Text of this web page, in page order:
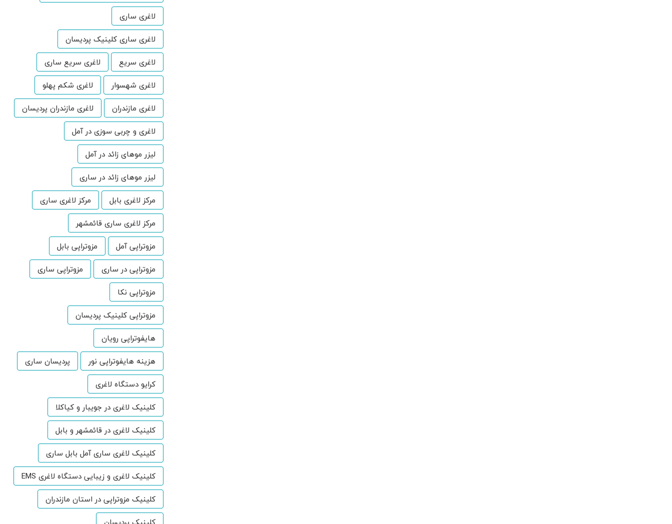
لاغری ساری
لاغری ساری کلینیک پردیسان
لاغری سریع
لاغری سریع ساری
لاغری شهسوار
لاغری شکم پهلو
لاغری مازندران
لاغری مازندران پردیسان
لاغری و چربی سوزی در آمل
لیزر موهای زائد در آمل
لیزر موهای زائد در ساری
مرکز لاغری بابل
مرکز لاغری ساری
مرکز لاغری ساری قائمشهر
مزوتراپی آمل
مزوتراپی بابل
مزوتراپی در ساری
مزوتراپی ساری
مزوتراپی نکا
مزوتراپی کلینیک پردیسان
هایفوتراپی رویان
هزینه هایفوتراپی نور
پردیسان ساری
کرایو دستگاه لاغری
کلینیک لاغری در جویبار و کیاکلا
کلینیک لاغری در قائمشهر و بابل
کلینیک لاغری ساری آمل بابل ساری
کلینیک لاغری و زیبایی دستگاه لاغری EMS
کلینیک مزوتراپی در استان مازندران